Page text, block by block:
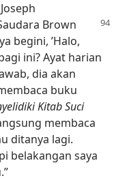
Brown
begini, ’Halo,
ini? Ayat harian
dia akan
buku
Kitab Suci
membaca
ditanya lagi.
belakangan saya